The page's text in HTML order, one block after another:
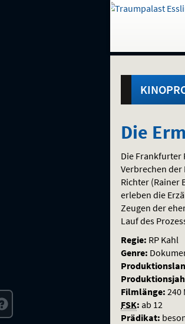
direkt
Inhalt
Menü
und
Gehe
Standortauswahl
Die
Die
Die Frankfurter
Verbrechen
Richter (Rainer
erleben die
Zeugen der
Lauf des
Regie: RP Kahl
Genre:
Filmlänge: 240
FSK: ab 12
Prädikat: